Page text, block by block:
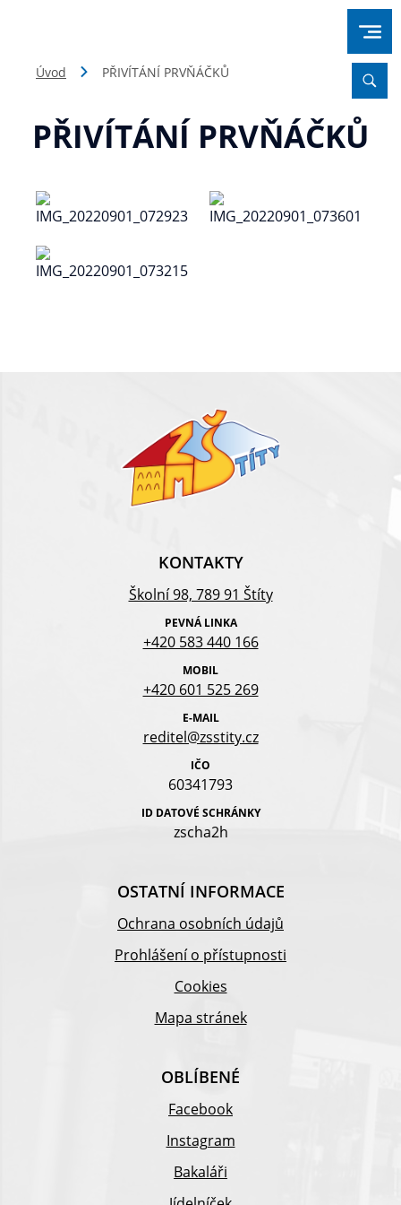
Úvod PŘIVÍTÁNÍ PRVŇÁČKŮ
PŘIVÍTÁNÍ PRVŇÁČKŮ
KONTAKTY
Školní 98, 789 91 Štíty
PEVNÁ LINKA
+420 583 440 166
MOBIL
+420 601 525 269
E-MAIL
reditel@zsstity.cz
IČO
60341793
ID DATOVÉ SCHRÁNKY
zscha2h
OSTATNÍ INFORMACE
Ochrana osobních údajů
Prohlášení o přístupnosti
Cookies
Mapa stránek
OBLÍBENÉ
Facebook
Instagram
Bakaláři